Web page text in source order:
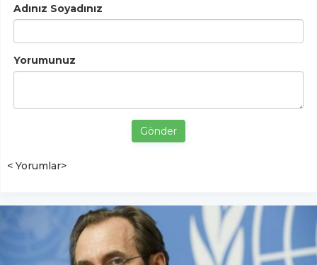
Adınız Soyadınız
Yorumunuz
Gönder
< Yorumlar>